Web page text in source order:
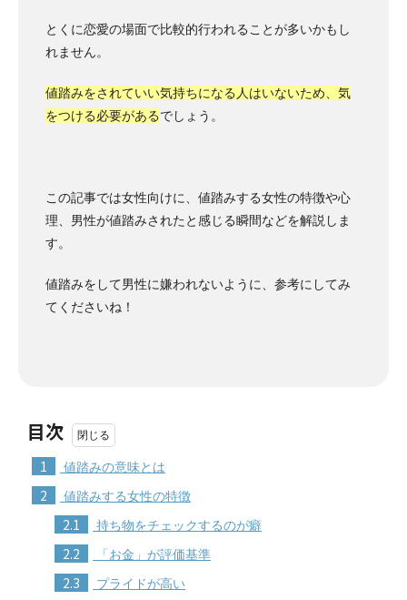
とくに恋愛の場面で比較的行われることが多いかもし
れません。
値踏みをされていい気持ちになる人はいないため、気
をつける必要があるでしょう。
この記事では女性向けに、値踏みする女性の特徴や心
理、男性が値踏みされたと感じる瞬間などを解説しま
す。
値踏みをして男性に嫌われないように、参考にしてみ
てくださいね！
目次
1 値踏みの意味とは
2 値踏みする女性の特徴
2.1 持ち物をチェックするのが癖
2.2 「お金」が評価基準
2.3 プライドが高い